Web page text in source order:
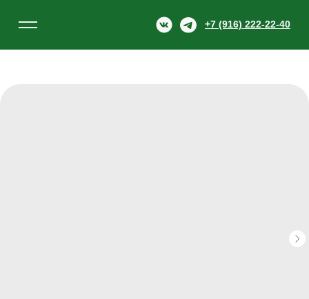
+7 (916) 222-22-40